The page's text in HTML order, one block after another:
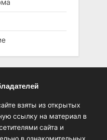
взяты из открытых
ссылку на материал в
сайта и